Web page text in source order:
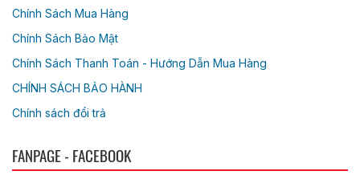
Chính Sách Mua Hàng
Chính Sách Bảo Mật
Chính Sách Thanh Toán - Hướng Dẫn Mua Hàng
CHÍNH SÁCH BẢO HÀNH
Chính sách đổi trả
FANPAGE - FACEBOOK